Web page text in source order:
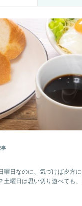
曜日なのに、気づけば夕方
土曜日は思い切り遊べても